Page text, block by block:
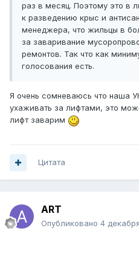
раз в месяц. Поэтому это в
к разведению крыс и
менеджера, что жильцы в
за заваривание
ремонтов. Так что как
голосования есть.
Я очень сомневаюсь что наша
ухаживать за лифтами, это
лифт заварим
Цитата
ART
Опубликовано 4